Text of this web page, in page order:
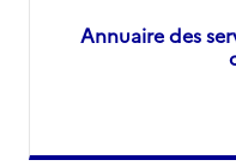
Annuaire des